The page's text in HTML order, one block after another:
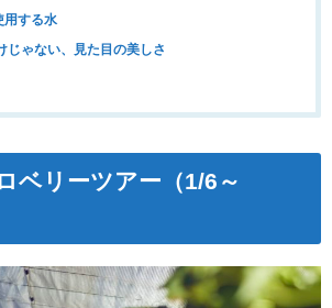
用する水
じゃない、見た目の美しさ
ベリーツアー（1/6～